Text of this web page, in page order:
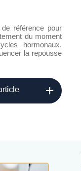
de référence pour
du moment
hormonaux.
la repousse